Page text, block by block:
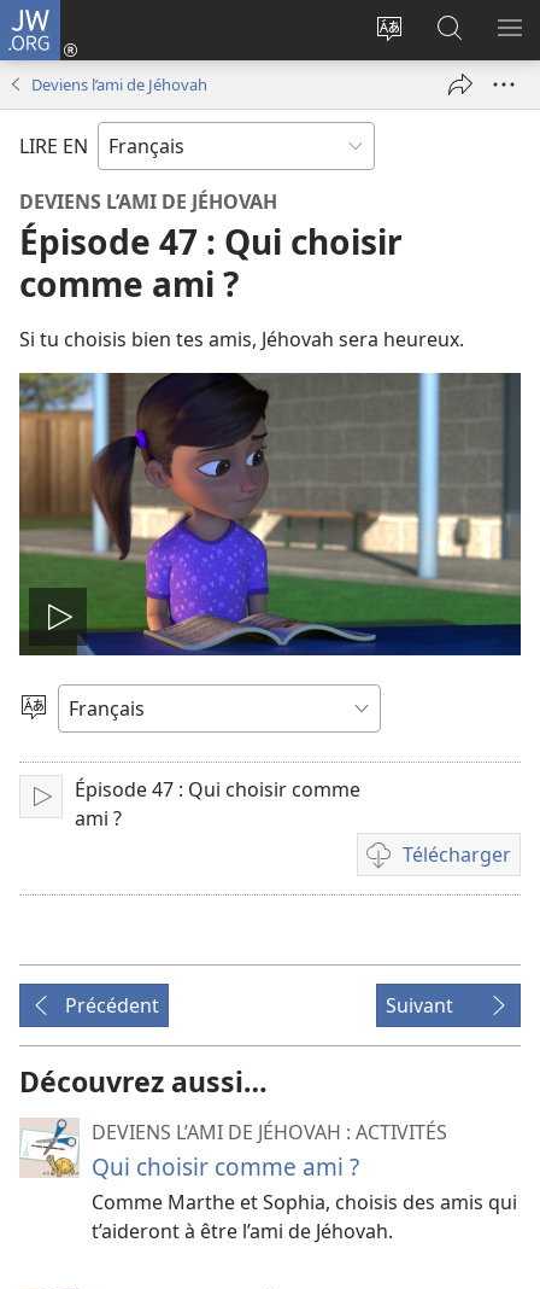
JW.ORG
Changer
langue
Se
connecter
nouvelle
sur
JW.ORG
Deviens l’ami de Jéhovah
LIRE EN
DEVIENS L’AMI DE JÉHOVAH
Épisode 47 : Qui choisir
comme ami ?
Si tu choisis bien tes amis, Jéhovah sera heureux.
Lire
la
vidéo
Choisir
langue
Lire
Épisode 47 : Qui choisir comme
ami ?
Télécharger
Options
de
vidéos
Précédent Suivant
Découvrez aussi…
DEVIENS L’AMI DE JÉHOVAH : ACTIVITÉS
Qui choisir comme ami ?
Comme Marthe et Sophia, choisis des amis qui
t’aideront à être l’ami de Jéhovah.